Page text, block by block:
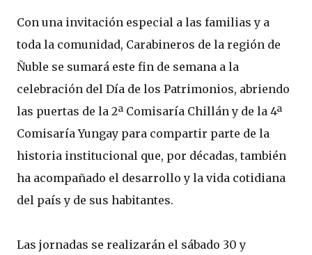
Con una invitación especial a las familias y a
toda la comunidad, Carabineros de la región de
Ñuble se sumará este fin de semana a la
celebración del Día de los Patrimonios, abriendo
las puertas de la 2ª Comisaría Chillán y de la 4ª
Comisaría Yungay para compartir parte de la
historia institucional que, por décadas, también
ha acompañado el desarrollo y la vida cotidiana
del país y de sus habitantes.
Las jornadas se realizarán el sábado 30 y